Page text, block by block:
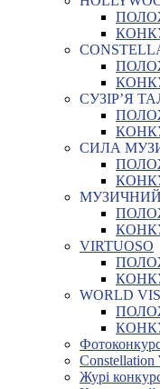
СУЗІР’Я
СИЛА
МУЗИЧНИЙ
VIRTUOSO
WORLD
Constellation
Журі